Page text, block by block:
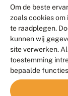
Om de beste
zoals cookies
te raadplegen.
kunnen wij
site verwerken.
toestemming
bepaalde
Contact
Meld
Duurzaam